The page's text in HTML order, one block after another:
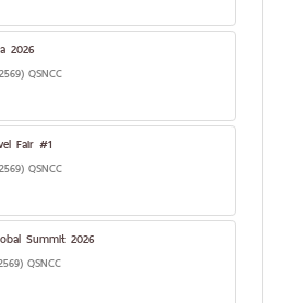
2026
QSNCC
Fair #1
QSNCC
Summit 2026
QSNCC